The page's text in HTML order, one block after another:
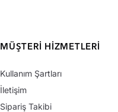
MÜŞTERI HIZMETLERI
Kullanım Şartları
İletişim
Sipariş Takibi